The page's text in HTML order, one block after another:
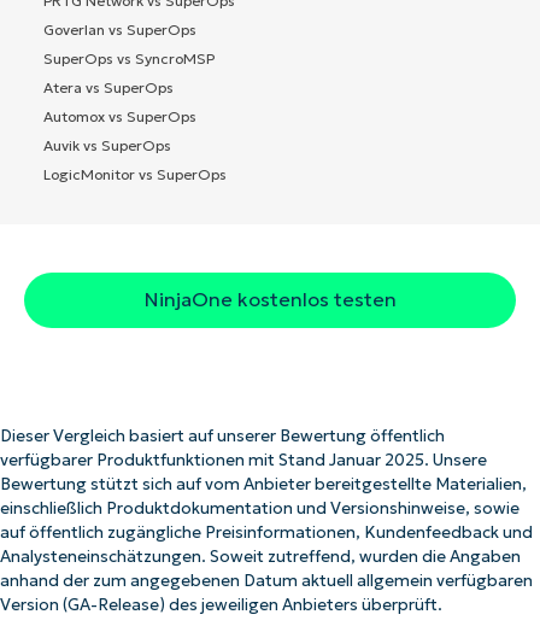
Goverlan vs SuperOps
SuperOps vs SyncroMSP
Atera vs SuperOps
Automox vs SuperOps
Auvik vs SuperOps
LogicMonitor vs SuperOps
NinjaOne kostenlos testen
Dieser Vergleich basiert auf unserer Bewertung öffentlich
verfügbarer Produktfunktionen mit Stand Januar 2025. Unsere
Bewertung stützt sich auf vom Anbieter bereitgestellte Materialien,
einschließlich Produktdokumentation und Versionshinweise, sowie
auf öffentlich zugängliche Preisinformationen, Kundenfeedback und
Analysteneinschätzungen. Soweit zutreffend, wurden die Angaben
anhand der zum angegebenen Datum aktuell allgemein verfügbaren
Version (GA-Release) des jeweiligen Anbieters überprüft.